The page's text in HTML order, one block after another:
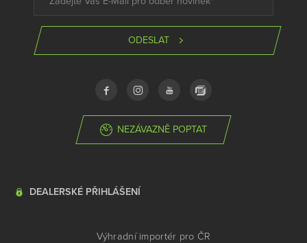
ODESLAT
NEZÁVAZNĚ POPTAT
DEALERSKÉ PŘIHLÁŠENÍ
Výhradní importér pro ČR